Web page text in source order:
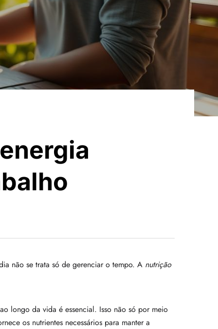
não se trata só de gerenciar o tempo. A nutrição
longo da vida é essencial. Isso não só por meio
os nutrientes necessários para manter a